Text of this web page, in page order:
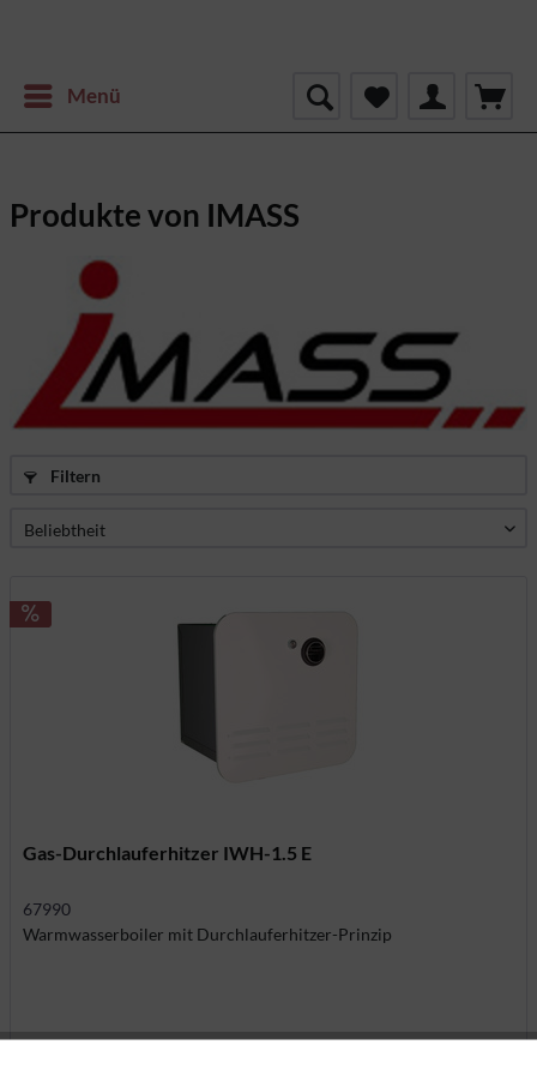
Menü
Produkte von IMASS
Filtern
Gas-Durchlauferhitzer IWH-1.5 E
67990
Warmwasserboiler mit Durchlauferhitzer-Prinzip